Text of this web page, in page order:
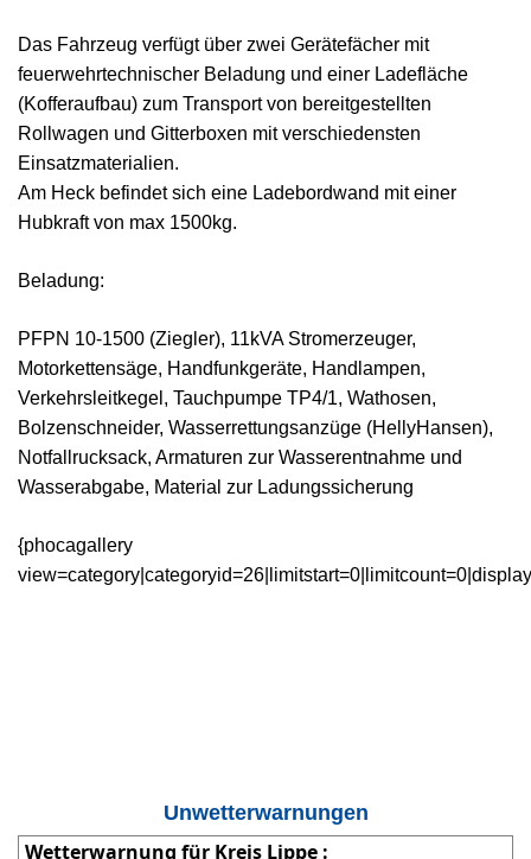
Das Fahrzeug verfügt über zwei Gerätefächer mit
feuerwehrtechnischer Beladung und einer Ladefläche
(Kofferaufbau) zum Transport von bereitgestellten
Rollwagen und Gitterboxen mit verschiedensten
Einsatzmaterialien.
Am Heck befindet sich eine Ladebordwand mit einer
Hubkraft von max 1500kg.
Beladung:
PFPN 10-1500 (Ziegler), 11kVA Stromerzeuger,
Motorkettensäge, Handfunkgeräte, Handlampen,
Verkehrsleitkegel, Tauchpumpe TP4/1, Wathosen,
Bolzenschneider, Wasserrettungsanzüge (HellyHansen),
Notfallrucksack, Armaturen zur Wasserentnahme und
Wasserabgabe, Material zur Ladungssicherung
{phocagallery
Unwetterwarnungen
Wetterwarnung für Kreis Lippe :